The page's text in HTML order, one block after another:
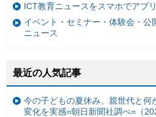
ICT教育ニュースをスマホでアプ
イベント・セミナー・体験会・
ニュース
最近の人気記事
今の子どもの夏休み、親世代と何
変化を実感=朝日新聞社調べ=（